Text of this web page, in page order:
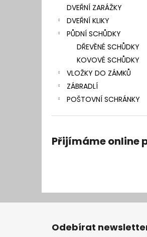
DVEŘNÍ ZARÁŽKY
DVEŘNÍ KLIKY
PŮDNÍ SCHŮDKY
DŘEVĚNÉ SCHŮDKY
KOVOVÉ SCHŮDKY
VLOŽKY DO ZÁMKŮ
ZÁBRADLÍ
POŠTOVNÍ SCHRÁNKY
Přijímáme online
Z
Odebírat